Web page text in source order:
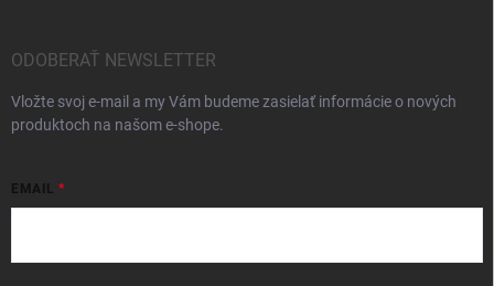
ODOBERAŤ NEWSLETTER
Vložte svoj e-mail a my Vám budeme zasielať informácie o nových
produktoch na našom e-shope.
EMAIL